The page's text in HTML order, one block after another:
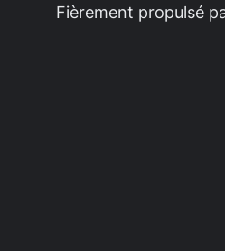
Fièrement propulsé